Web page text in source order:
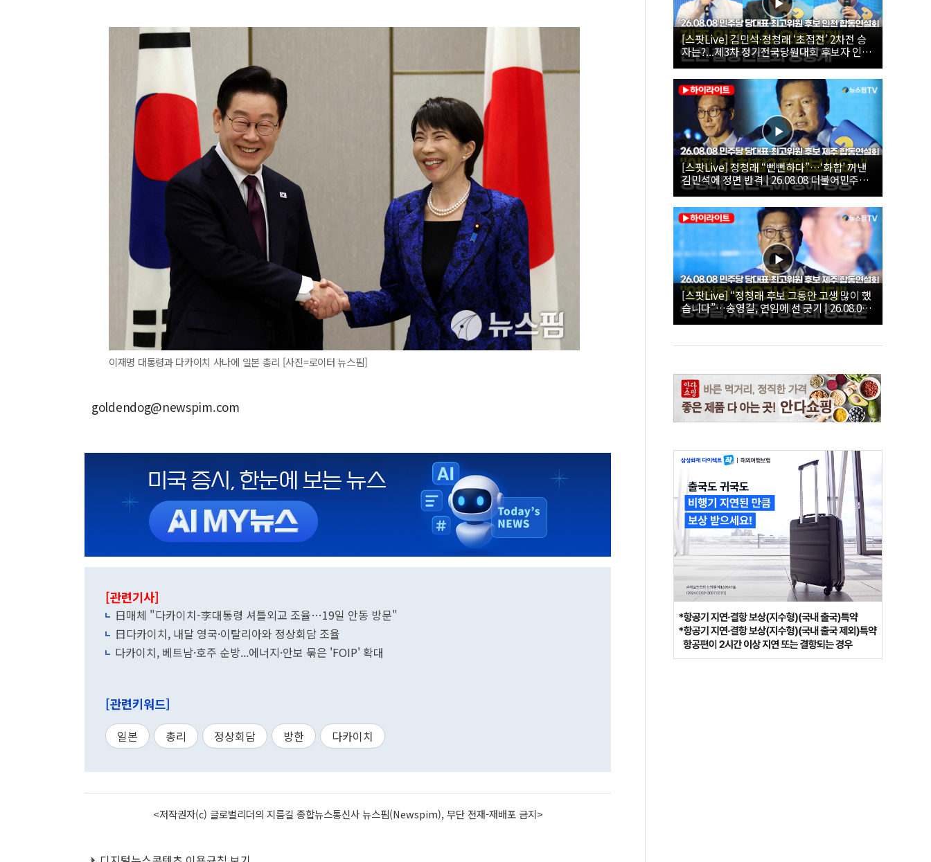
이재명 대통령과 다카이치 사나에 일본 총리 [사진=로이터 뉴스핌]
goldendog@newspim.com
[관련기사]
日매체 "다카이치-李대통령 셔틀외교 조율…19일 안동 방문"
日다카이치, 내달 영국·이탈리아와 정상회담 조율
다카이치, 베트남·호주 순방...에너지·안보 묶은 'FOIP' 확대
[관련키워드]
일본 총리 정상회담 방한 다카이치
<저작권자(c) 글로벌리더의 지름길 종합뉴스통신사 뉴스핌(Newspim), 무단 전재-재배포 금지>
[스팟Live] 김민석·정청래 ‘초접전’ 2차전 승
자는?...제3차 정기전국당원대회 후보자 인천
합동연설회 생중계 | 26.08.08
[스팟Live] 정청래 “뻔뻔하다”…‘화합’ 꺼낸
김민석에 정면 반격 | 26.08.08 더불어민주당
당대표·최고위원 후보 제주 합동연설회
[스팟Live] “정청래 후보 그동안 고생 많이 했
습니다”…송영길, 연임에 선 긋기 | 26.08.08
더불어민주당 당대표·최고위원 후보 제주 합